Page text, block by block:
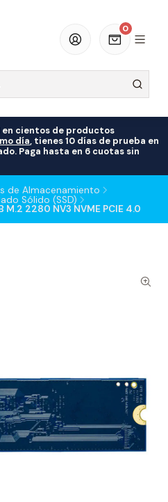
0
en cientos de productos
día, tienes 10 días de prueba en
Paga hasta en 6 cuotas sin
de Almacenamiento
Sólido (SSD)
2280 NV3 NVME PCIE 4.0